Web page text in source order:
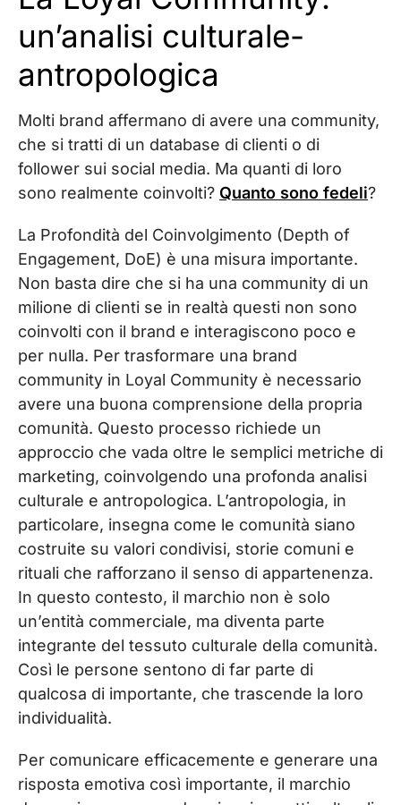
un’analisi culturale-
antropologica
Molti brand affermano di avere una community,
che si tratti di un database di clienti o di
follower sui social media. Ma quanti di loro
sono realmente coinvolti? Quanto sono fedeli?
La Profondità del Coinvolgimento (Depth of
Engagement, DoE) è una misura importante.
Non basta dire che si ha una community di un
milione di clienti se in realtà questi non sono
coinvolti con il brand e interagiscono poco e
per nulla. Per trasformare una brand
community in Loyal Community è necessario
avere una buona comprensione della propria
comunità. Questo processo richiede un
approccio che vada oltre le semplici metriche di
marketing, coinvolgendo una profonda analisi
culturale e antropologica. L’antropologia, in
particolare, insegna come le comunità siano
costruite su valori condivisi, storie comuni e
rituali che rafforzano il senso di appartenenza.
In questo contesto, il marchio non è solo
un’entità commerciale, ma diventa parte
integrante del tessuto culturale della comunità.
Così le persone sentono di far parte di
qualcosa di importante, che trascende la loro
individualità.
Per comunicare efficacemente e generare una
risposta emotiva così importante, il marchio